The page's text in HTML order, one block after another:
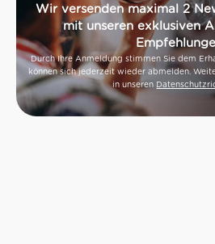
Wir versenden maximal 2
mit unseren exklusiven
Durch Ihre Anmeldung stimmen Sie dem
können sich jederzeit wieder abmelden.
in unseren